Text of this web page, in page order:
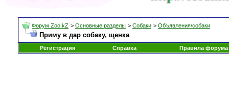
Форум Zoo.kZ > Основные разделы > Собаки > Объявления\собаки
Приму в дар собаку, щенка
Регистрация Справка Правила форума